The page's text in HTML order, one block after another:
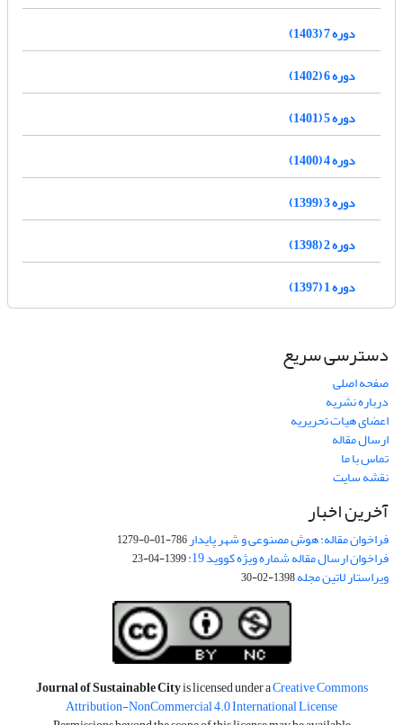
دوره 7 (1403)
دوره 6 (1402)
دوره 5 (1401)
دوره 4 (1400)
دوره 3 (1399)
دوره 2 (1398)
دوره 1 (1397)
دسترسی سریع
صفحه اصلی
درباره نشریه
اعضای هیات تحریریه
ارسال مقاله
تماس با ما
نقشه سایت
آخرین اخبار
فراخوان مقاله: هوش مصنوعی و شهر پایدار786-01-0-1279
فراخوان ارسال مقاله شماره ویژه کووید 19: 1399-04-23
ویراستار لاتین مجله1398-02-30
Journal of Sustainable Cityis licensed under aCreative Commons
Attribution-NonCommercial 4.0 International License